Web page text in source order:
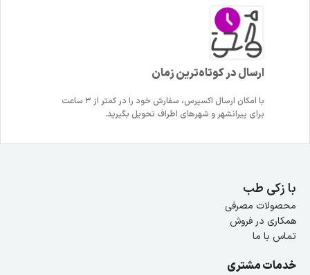
ارسال در کوتاه‌ترین زمان
با امکان ارسال اکسپرس، سفارش خود را در کمتر از ۳ ساعت
برای پیرانشهر و شهرهای اطراف تحویل بگیرید.
با زکی طب
محصولات مصرفی
همکاری در فروش
تماس با ما
خدمات مشتری